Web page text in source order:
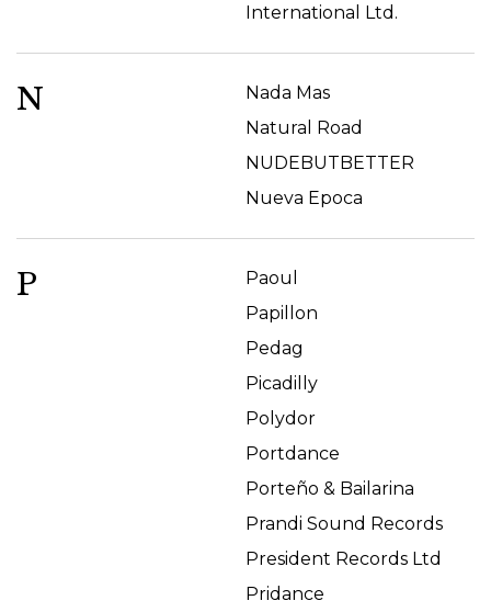
International Ltd.
N
Nada Mas
Natural Road
NUDEBUTBETTER
Nueva Epoca
P
Paoul
Papillon
Pedag
Picadilly
Polydor
Portdance
Porteño & Bailarina
Prandi Sound Records
President Records Ltd
Pridance